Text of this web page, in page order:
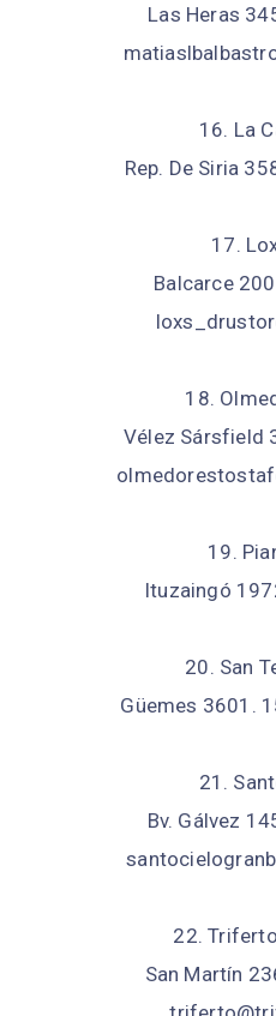
Las Heras
16. La
Rep. De Siria
17.
Balcarce
18.
Vélez Sársfield
19.
Ituzaingó
20. San
Güemes 3601.
21.
Bv. Gálvez
22.
San Martín